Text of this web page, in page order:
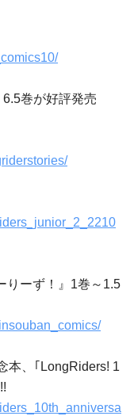
巻が好評発売
りーず！』1巻～1.5
本、｢LongRiders! 1